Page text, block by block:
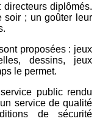
directeurs diplômés.
soir ; un goûter leur
proposées : jeux
dessins, jeux
le permet.
public rendu
service de qualité
de sécurité